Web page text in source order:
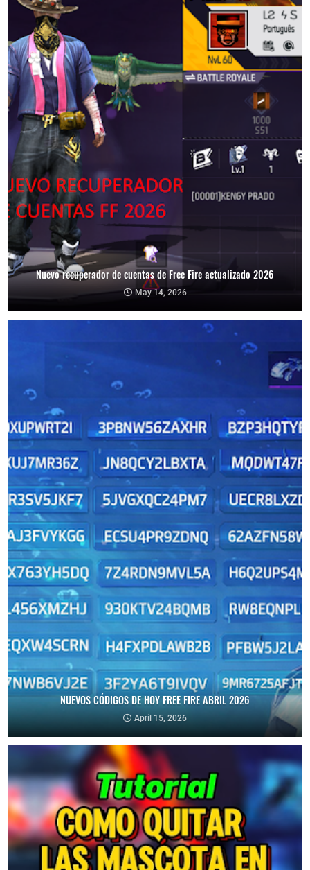
Nuevo recuperador de cuentas de Free Fire actualizado 2026
May 14, 2026
NUEVOS CÓDIGOS DE HOY FREE FIRE ABRIL 2026
April 15, 2026